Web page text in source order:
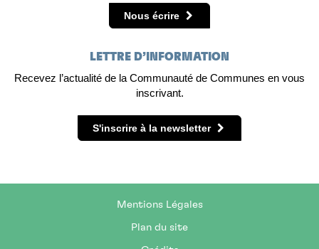
Nous écrire
LETTRE D’INFORMATION
Recevez l’actualité de la Communauté de Communes en vous
inscrivant.
S'inscrire à la newsletter
Mentions Légales
Plan du site